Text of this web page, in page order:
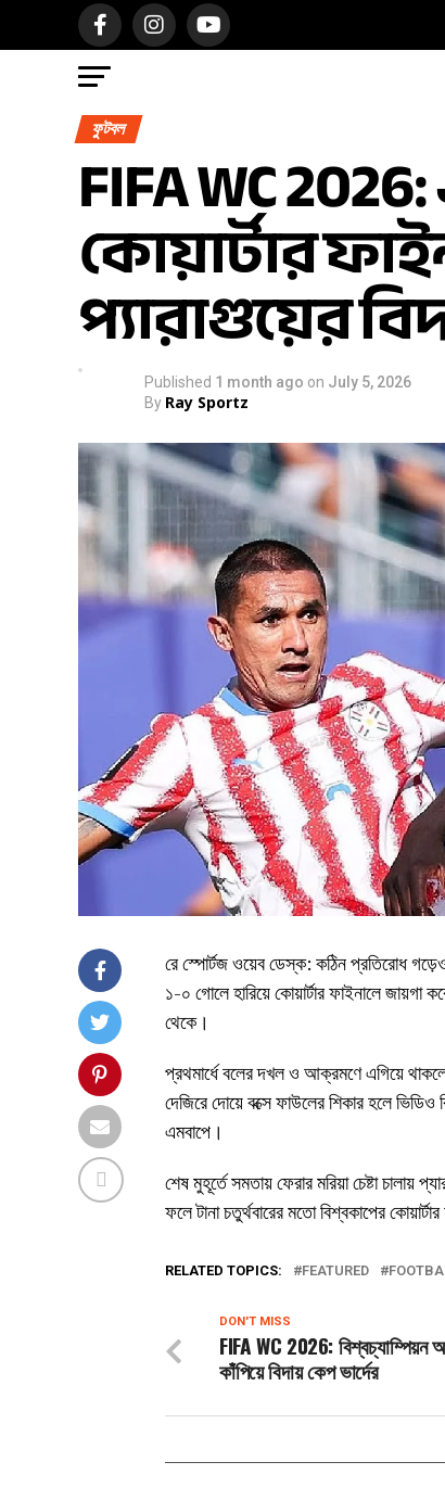
ফুটবল
FIFA WC
কোয়ার্টার
প্যারাগুয়ের
Published 1 month ago on July 5, 2026
By Ray Sportz
রে স্পোর্টজ ওয়েব ডেস্ক: কঠিন প্রতিরোধ
১-০ গোলে হারিয়ে কোয়ার্টার ফাইনালে জায়গা
থেকে।
প্রথমার্ধে বলের দখল ও আক্রমণে এগিয়ে
দেজিরে দোয়ে বক্সে ফাউলের শিকার হলে
এমবাপে।
শেষ মুহূর্তে সমতায় ফেরার মরিয়া চেষ্টা
ফলে টানা চতুর্থবারের মতো বিশ্বকাপের
RELATED TOPICS: FEATURED
DON'T MISS
FIFA WC 2026: বিশ্বচ্যাম্পিয়ন
কাঁপিয়ে বিদায় কেপ ভার্দের